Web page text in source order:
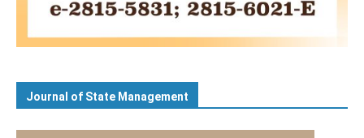
Journal of State Management